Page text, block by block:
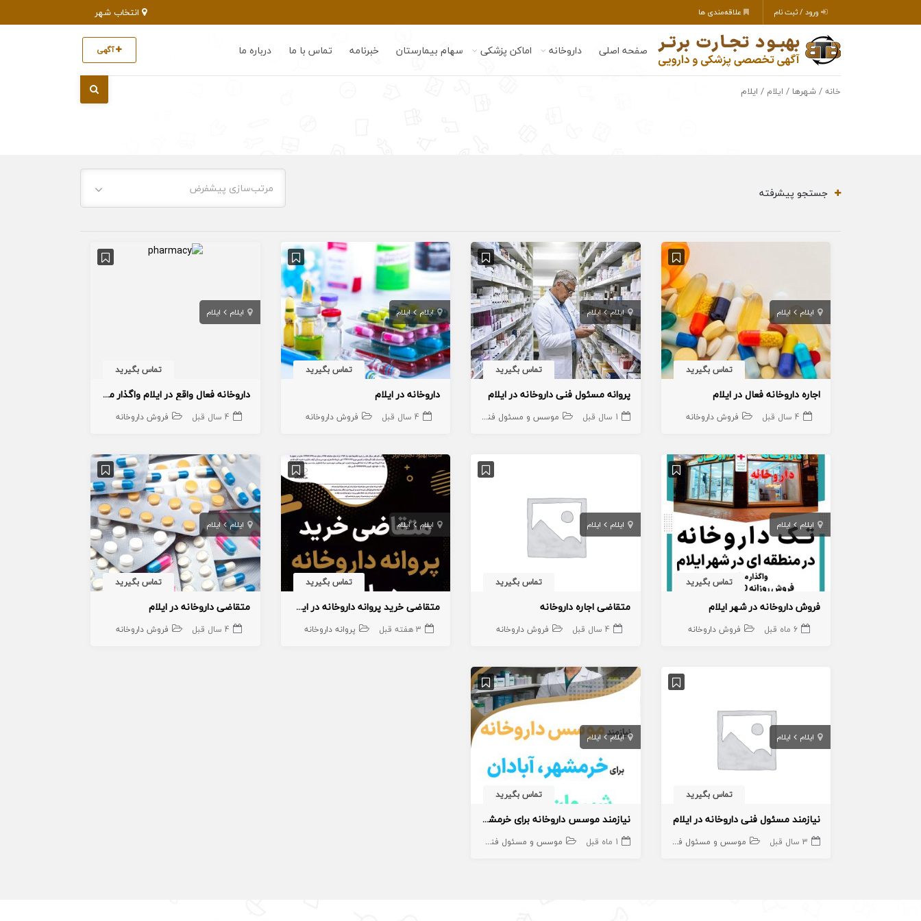
ورود / ثبت نام علاقه‌مندی ها
صفحه اصلی داروخانه اماکن پزشکی سهام بیمارستان خبرنامه تماس با ما درباره ما آگهی
خانه / شهرها / ایلام / ایلام
مرتب‌سازی پیشفرض جستجو پیشرفته
ایلام ایلام
تماس بگیرید
اجاره داروخانه فعال در ایلام
4 سال قبل فروش داروخانه
ایلام ایلام
تماس بگیرید
پروانه مسئول فنی داروخانه در ایلام
1 سال قبل موسس و مسئول فنی داروخانه
ایلام ایلام
تماس بگیرید
داروخانه در ایلام
4 سال قبل فروش داروخانه
ایلام ایلام
تماس بگیرید
داروخانه فعال واقع در ایلام واگذار میگردد
4 سال قبل فروش داروخانه
ایلام ایلام
تماس بگیرید
فروش داروخانه در شهر ایلام
6 ماه قبل فروش داروخانه
ایلام ایلام
تماس بگیرید
متقاضی اجاره داروخانه
4 سال قبل فروش داروخانه
ایلام ایلام
تماس بگیرید
متقاضی خرید پروانه داروخانه در ایلام
3 هفته قبل پروانه داروخانه
ایلام ایلام
تماس بگیرید
متقاضی داروخانه در ایلام
4 سال قبل فروش داروخانه
ایلام ایلام
تماس بگیرید
نیازمند مسئول فنی داروخانه در ایلام
3 سال قبل موسس و مسئول فنی داروخانه
ایلام ایلام
تماس بگیرید
نیازمند موسس داروخانه برای خرمشهر، آبادان، شیروان، ایلام
1 ماه قبل موسس و مسئول فنی داروخانه